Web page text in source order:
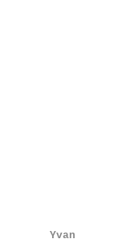
Yvan